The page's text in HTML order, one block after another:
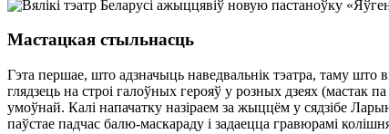
Мастацкая стыльнасць
Гэта першае, што адзначыць наведвальнік тэатра, таму што
глядзець на строі галоўных герояў у розных дзеях (мастак
умоўнай. Калі напачатку назіраем за жыццём у сядзібе
паўстае падчас балю-маскараду і задаецца гравюрамі